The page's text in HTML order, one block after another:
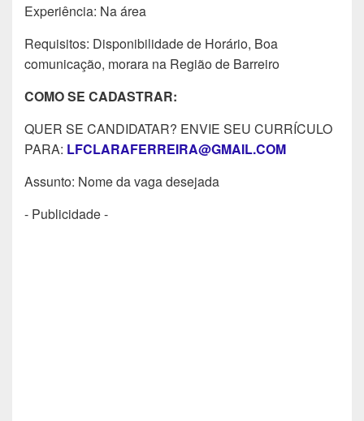
Experiência: Na área
Requisitos: Disponibilidade de Horário, Boa
comunicação, morara na Região de Barreiro
COMO SE CADASTRAR:
QUER SE CANDIDATAR? ENVIE SEU CURRÍCULO
PARA: LFCLARAFERREIRA@GMAIL.COM
Assunto: Nome da vaga desejada
- Publicidade -